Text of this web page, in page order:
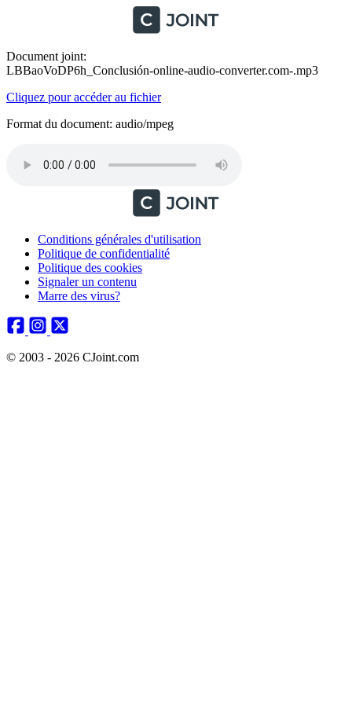
Document joint:
LBBaoVoDP6h_Conclusión-online-audio-converter.com-.mp3
Cliquez pour accéder au fichier
Format du document: audio/mpeg
Conditions générales d'utilisation
Politique de confidentialité
Politique des cookies
Signaler un contenu
Marre des virus?
© 2003 - 2026 CJoint.com